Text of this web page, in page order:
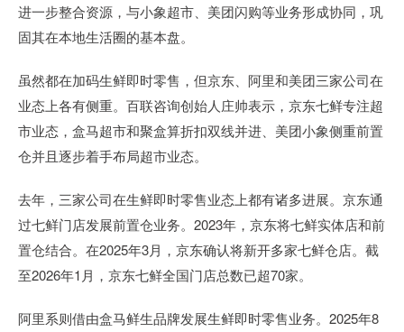
进一步整合资源，与小象超市、美团闪购等业务形成协同，巩
固其在本地生活圈的基本盘。
虽然都在加码生鲜即时零售，但京东、阿里和美团三家公司在
业态上各有侧重。百联咨询创始人庄帅表示，京东七鲜专注超
市业态，盒马超市和聚盒算折扣双线并进、美团小象侧重前置
仓并且逐步着手布局超市业态。
去年，三家公司在生鲜即时零售业态上都有诸多进展。京东通
过七鲜门店发展前置仓业务。2023年，京东将七鲜实体店和前
置仓结合。在2025年3月，京东确认将新开多家七鲜仓店。截
至2026年1月，京东七鲜全国门店总数已超70家。
阿里系则借由盒马鲜生品牌发展生鲜即时零售业务。2025年8